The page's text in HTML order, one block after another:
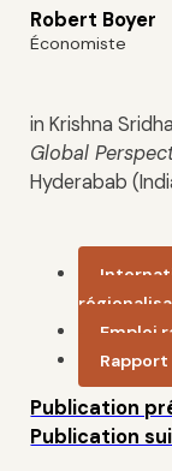
Robert Boyer
Économiste
in Krishna
Global
Hyderabab
Rapport
Publication
Publication